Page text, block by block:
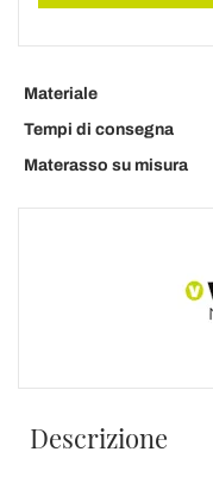
Materiale
Tempi di consegna
Materasso su misura
Descrizione